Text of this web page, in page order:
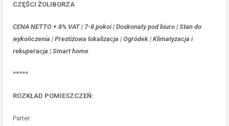
CZĘŚCI ŻOLIBORZA
CENA NETTO + 8% VAT | 7-8 pokoi | Doskonały pod biuro | Stan do
wykończenia | Prestiżowa lokalizacja | Ogródek | Klimatyzacja i
rekuperacja | Smart home
*****
ROZKŁAD POMIESZCZEŃ:
Parter: